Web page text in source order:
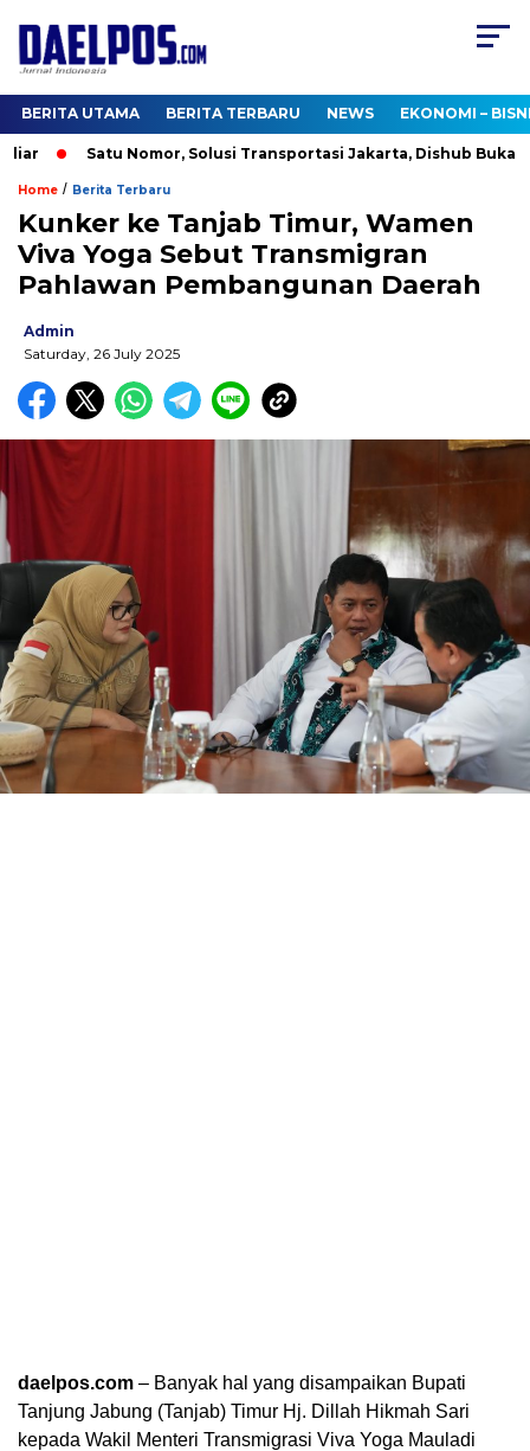
BERITA UTAMA BERITA TERBARU NEWS EKONOMI –
Satu Nomor, Solusi Transportasi Jakarta, Dishub Buka Call
Home / Berita Terbaru
Kunker ke Tanjab Timur, Wamen
Viva Yoga Sebut Transmigran
Pahlawan Pembangunan Daerah
Admin
Saturday, 26 July 2025
daelpos.com – Banyak hal yang disampaikan Bupati
Tanjung Jabung (Tanjab) Timur Hj. Dillah Hikmah Sari
kepada Wakil Menteri Transmigrasi Viva Yoga Mauladi